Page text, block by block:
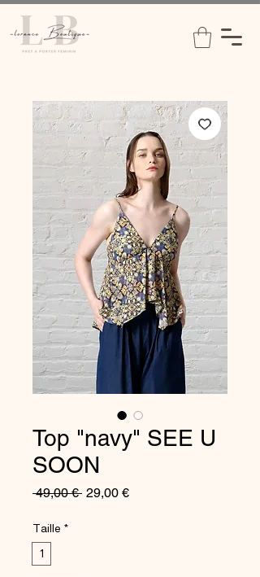
Top "navy" SEE U
SOON
49,00 € Prix
29,00 €Prix
Taille *
1